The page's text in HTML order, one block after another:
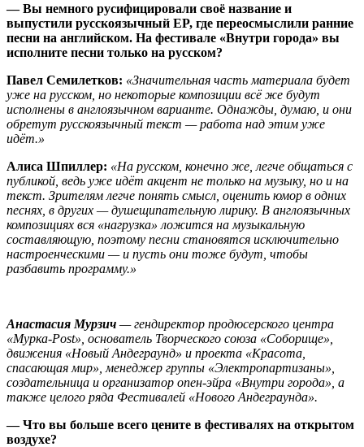
— Вы немного русифицировали своё название и
выпустили русскоязычный EP, где переосмыслили ранние
песни на английском. На фестивале «Внутри города» вы
исполните песни только на русском?
Павел Семилетков: «Значительная часть материала будет
уже на русском, но некоторые композиции всё же будут
исполнены в англоязычном варианте. Однажды, думаю, и они
обретут русскоязычный текст — работа над этим уже
идёт.»
Алиса Шпиллер: «На русском, конечно же, легче общаться с
публикой, ведь уже идёт акцент не только на музыку, но и на
текст. Зрителям легче понять смысл, оценить юмор в одних
песнях, в других — душещипательную лирику. В англоязычных
композициях вся «нагрузка» ложится на музыкальную
составляющую, поэтому песни становятся исключительно
настроенческими — и пусть они тоже будут, чтобы
разбавить программу.»
Анастасия Мурзич — гендиректор продюсерского центра
«Мурка-Post», основатель Творческого союза «Соборище»,
движения «Новый Андеграунд» и проекта «Красота,
спасающая мир», менеджер группы «Электропартизаны»,
создательница и организатор опен-эйра «Внутри города», а
также целого ряда Фестивалей «Нового Андеграунда».
— Что вы больше всего цените в фестивалях на открытом
воздухе?